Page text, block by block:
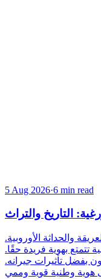
5 Aug 2026·6 min read
التاريخ والتراث
والحداثة الأوروبية.
تتمتع بهوية فريدة حقًا.
بفضل تأثيرات جيرانه.